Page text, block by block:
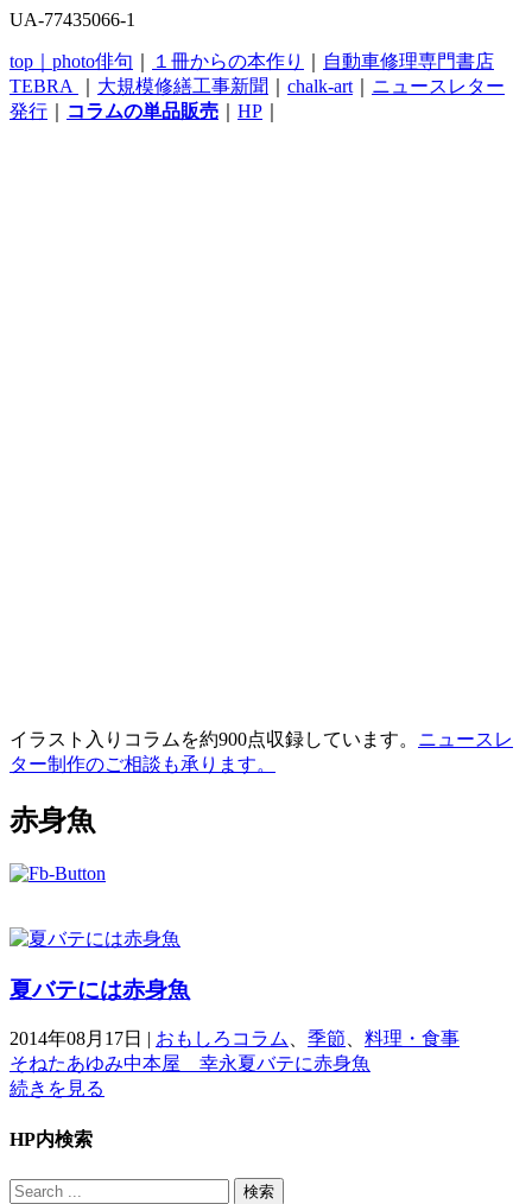
UA-77435066-1
top｜ photo俳句 １冊からの本作り
自動車修理専門書店
TEBRA
大規模修繕工事新聞 chalk-art
ニュースレター
発行
コラムの単品販売 HP
イラスト入りコラムを約900点収録しています。 ニュースレ
ター制作のご相談も承ります。
赤身魚
夏バテには赤身魚
2014年08月17日 | おもしろコラム 季節
料理・食事
そねたあゆみ中本屋 幸永夏バテに赤身魚
続きを見る
HP内検索